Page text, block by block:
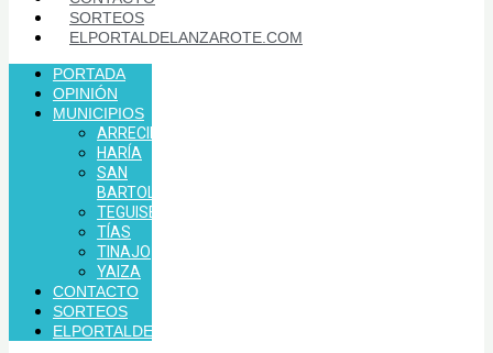
SORTEOS
ELPORTALDELANZAROTE.COM
PORTADA
OPINIÓN
MUNICIPIOS
ARRECIFE
HARÍA
SAN
BARTOLOMÉ
TEGUISE
TÍAS
TINAJO
YAIZA
CONTACTO
SORTEOS
ELPORTALDELANZAROTE.COM